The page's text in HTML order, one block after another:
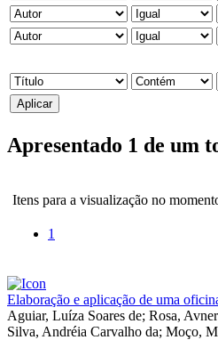
Apresentado 1 de um
Itens para a visualização no
1
Elaboração e aplicação de uma
Aguiar, Luíza Soares de; Rosa,
Silva, Andréia Carvalho da; Moço,